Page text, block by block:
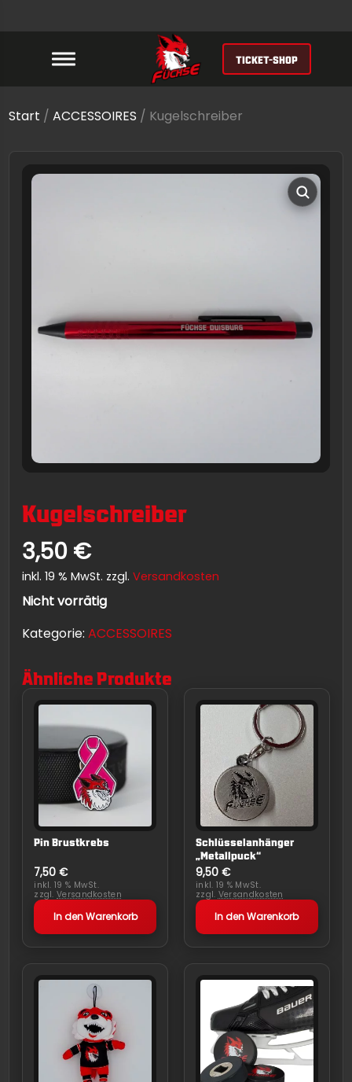
TICKET-SHOP
Start /ACCESSOIRES / Kugelschreiber
Kugelschreiber
3,50 €
inkl. 19 % MwSt. zzgl.Versandkosten
Nicht vorrätig
Kategorie:ACCESSOIRES
Ähnliche Produkte
Pin Brustkrebs
7,50€
inkl. 19 % MwSt.
zzgl.Versandkosten
In den Warenkorb
Schlüsselanhänger
„Metallpuck“
9,50 €
inkl. 19 % MwSt.
zzgl. Versandkosten
In den Warenkorb